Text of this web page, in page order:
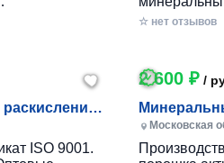
для буровых
России и
☆ нет отзывов
ISO 9001.
2 600 ₽ /
Московская